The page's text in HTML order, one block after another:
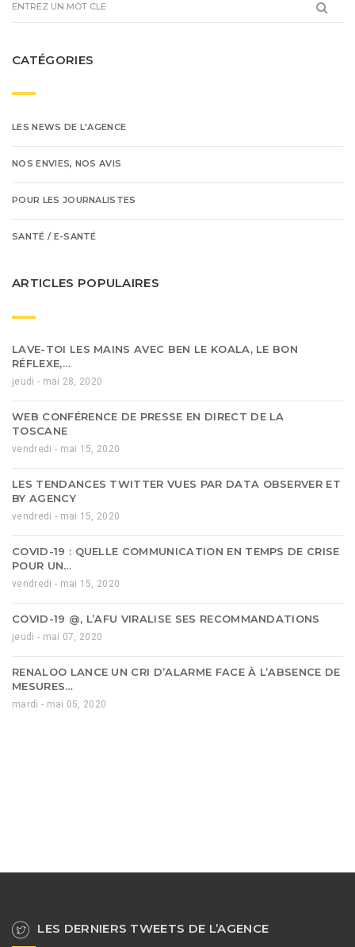
CATÉGORIES
LES NEWS DE L'AGENCE
NOS ENVIES, NOS AVIS
POUR LES JOURNALISTES
SANTÉ / E-SANTÉ
ARTICLES POPULAIRES
LAVE-TOI LES MAINS AVEC BEN LE KOALA, LE BON
RÉFLEXE,…
jeudi - mai 28, 2020
WEB CONFÉRENCE DE PRESSE EN DIRECT DE LA
TOSCANE
vendredi - mai 15, 2020
LES TENDANCES TWITTER VUES PAR DATA OBSERVER ET
BY AGENCY
vendredi - mai 15, 2020
COVID-19 : QUELLE COMMUNICATION EN TEMPS DE CRISE
POUR UN…
vendredi - mai 15, 2020
COVID-19 @, L’AFU VIRALISE SES RECOMMANDATIONS
jeudi - mai 07, 2020
RENALOO LANCE UN CRI D’ALARME FACE À L’ABSENCE DE
MESURES…
mardi - mai 05, 2020
LES DERNIERS TWEETS DE L’AGENCE